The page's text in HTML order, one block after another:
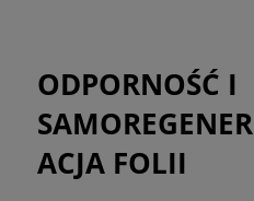
ODPORNOŚĆ I
SAMOREGENER
ACJA FOLII